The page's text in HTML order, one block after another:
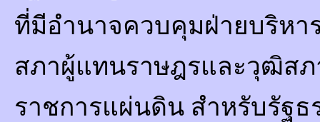
ที่มีอำนาจควบคุมฝ่ายบริหา
สภาผู้แทนราษฎรและวุฒิส
ราชการแผ่นดิน สำหรับรัฐ